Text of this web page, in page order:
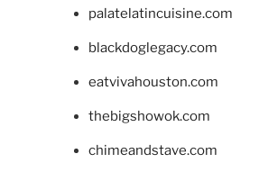
palatelatincuisine.com
blackdoglegacy.com
eatvivahouston.com
thebigshowok.com
chimeandstave.com